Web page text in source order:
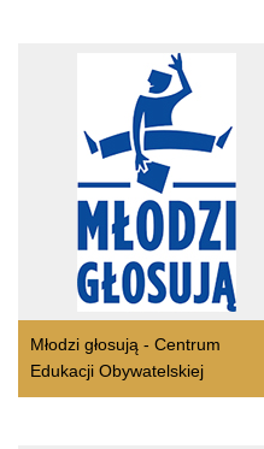
Młodzi głosują - Centrum
Edukacji Obywatelskiej